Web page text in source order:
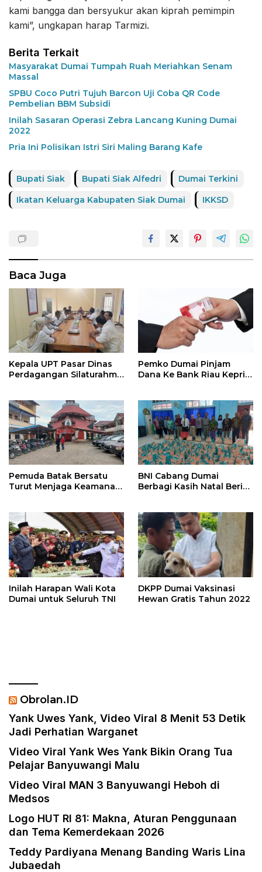
kami bangga dan bersyukur akan kiprah pemimpin
kami”, ungkapan harap Tarmizi.
Berita Terkait
Masyarakat Dumai Tumpah Ruah Meriahkan Senam
Massal
SPBU Coco Putri Tujuh Barcon Uji Coba QR Code
Pembelian BBM Subsidi
Inilah Sasaran Operasi Zebra Lancang Kuning Dumai
2022
Pria Ini Polisikan Istri Siri Maling Barang Kafe
Bupati Siak Bupati Siak Alfedri
Dumai Terkini
Ikatan Keluarga Kabupaten Siak Dumai
IKKSD
Baca Juga
Kepala UPT Pasar Dinas
Perdagangan Silaturahmi
Pemko Dumai Pinjam
Dana Ke Bank Riau Kepri
Pemuda Batak Bersatu
Turut Menjaga Keamanan
BNI Cabang Dumai
Berbagi Kasih Natal Beri
Inilah Harapan Wali Kota
Dumai untuk Seluruh TNI
DKPP Dumai Vaksinasi
Hewan Gratis Tahun 2022
Obrolan.ID
Yank Uwes Yank, Video Viral 8 Menit 53 Detik
Jadi Perhatian Warganet
Video Viral Yank Wes Yank Bikin Orang Tua
Pelajar Banyuwangi Malu
Video Viral MAN 3 Banyuwangi Heboh di
Medsos
Logo HUT RI 81: Makna, Aturan Penggunaan
dan Tema Kemerdekaan 2026
Teddy Pardiyana Menang Banding Waris Lina
Jubaedah